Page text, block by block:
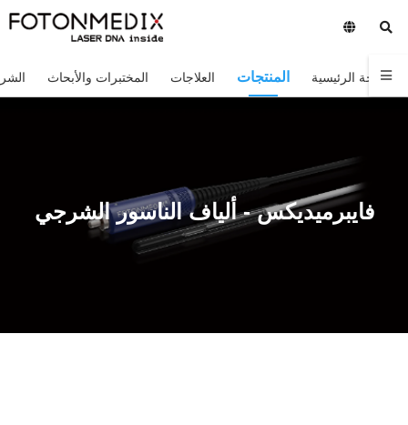
الصفحة الرئيسية المنتجات العلاجات المختبرات والأبحاث
فايبرميديكس - ألياف الناسور الشرجي